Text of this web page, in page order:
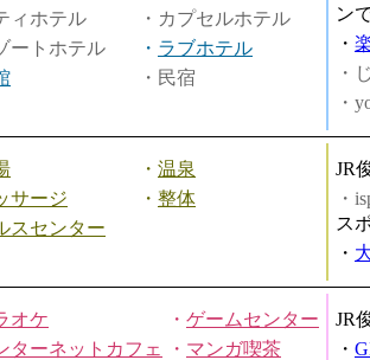
ィホテル
・カプセルホテル
ートホテル
・ ラブホテル
・民宿
ン
・
・
・
・ 温泉
サージ ・ 整体
スセンター
JR
・
ス
・
オケ ・ ゲームセンター
ターネットカフェ ・ マンガ喫茶
JR
・